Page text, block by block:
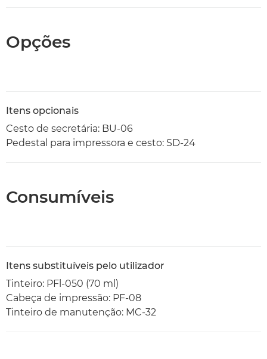
Opções
Itens opcionais
Cesto de secretária: BU-06
Pedestal para impressora e cesto: SD-24
Consumíveis
Itens substituíveis pelo utilizador
Tinteiro: PFl-050 (70 ml)
Cabeça de impressão: PF-08
Tinteiro de manutenção: MC-32